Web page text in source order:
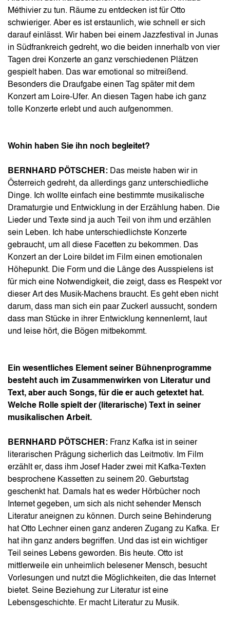
Méthivier zu tun. Räume zu entdecken ist für Otto
schwieriger. Aber es ist erstaunlich, wie schnell er sich
darauf einlässt. Wir haben bei einem Jazzfestival in Junas
in Südfrankreich gedreht, wo die beiden innerhalb von vier
Tagen drei Konzerte an ganz verschiedenen Plätzen
gespielt haben. Das war emotional so mitreißend.
Besonders die Draufgabe einen Tag später mit dem
Konzert am Loire-Ufer. An diesen Tagen habe ich ganz
tolle Konzerte erlebt und auch aufgenommen.
Wohin haben Sie ihn noch begleitet?
BERNHARD PÖTSCHER: Das meiste haben wir in
Österreich gedreht, da allerdings ganz unterschiedliche
Dinge. Ich wollte einfach eine bestimmte musikalische
Dramaturgie und Entwicklung in der Erzählung haben. Die
Lieder und Texte sind ja auch Teil von ihm und erzählen
sein Leben. Ich habe unterschiedlichste Konzerte
gebraucht, um all diese Facetten zu bekommen. Das
Konzert an der Loire bildet im Film einen emotionalen
Höhepunkt. Die Form und die Länge des Ausspielens ist
für mich eine Notwendigkeit, die zeigt, dass es Respekt vor
dieser Art des Musik-Machens braucht. Es geht eben nicht
darum, dass man sich ein paar Zuckerl aussucht, sondern
dass man Stücke in ihrer Entwicklung kennenlernt, laut
und leise hört, die Bögen mitbekommt.
Ein wesentliches Element seiner Bühnenprogramme
besteht auch im Zusammenwirken von Literatur und
Text, aber auch Songs, für die er auch getextet hat.
Welche Rolle spielt der (literarische) Text in seiner
musikalischen Arbeit.
BERNHARD PÖTSCHER: Franz Kafka ist in seiner
literarischen Prägung sicherlich das Leitmotiv. Im Film
erzählt er, dass ihm Josef Hader zwei mit Kafka-Texten
besprochene Kassetten zu seinem 20. Geburtstag
geschenkt hat. Damals hat es weder Hörbücher noch
Internet gegeben, um sich als nicht sehender Mensch
Literatur aneignen zu können. Durch seine Behinderung
hat Otto Lechner einen ganz anderen Zugang zu Kafka. Er
hat ihn ganz anders begriffen. Und das ist ein wichtiger
Teil seines Lebens geworden. Bis heute. Otto ist
mittlerweile ein unheimlich belesener Mensch, besucht
Vorlesungen und nutzt die Möglichkeiten, die das Internet
bietet. Seine Beziehung zur Literatur ist eine
Lebensgeschichte. Er macht Literatur zu Musik.